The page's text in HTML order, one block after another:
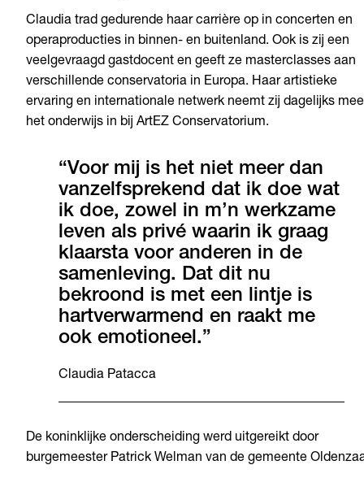
Claudia trad gedurende haar carrière op in concerten en
operaproducties in binnen- en buitenland. Ook is zij een
veelgevraagd gastdocent en geeft ze masterclasses aan
verschillende conservatoria in Europa. Haar artistieke
ervaring en internationale netwerk neemt zij dagelijks mee
het onderwijs in bij ArtEZ Conservatorium.
“Voor mij is het niet meer dan
vanzelfsprekend dat ik doe wat
ik doe, zowel in m’n werkzame
leven als privé waarin ik graag
klaarsta voor anderen in de
samenleving. Dat dit nu
bekroond is met een lintje is
hartverwarmend en raakt me
ook emotioneel.”
Claudia Patacca
De koninklijke onderscheiding werd uitgereikt door
burgemeester Patrick Welman van de gemeente